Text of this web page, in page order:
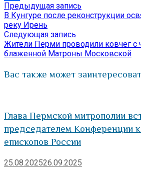
Отправить
Навигация
по
записям
Предыдущая запись
запись:
В Кунгуре после реконструкции
реку Ирень
Следующая запись
запись:
Жители Перми проводили ковчег с
блаженной Матроны Московской
Вас также может
Глава Пермской митрополии
председателем Конференции
епископов России
25.08.202526.09.2025